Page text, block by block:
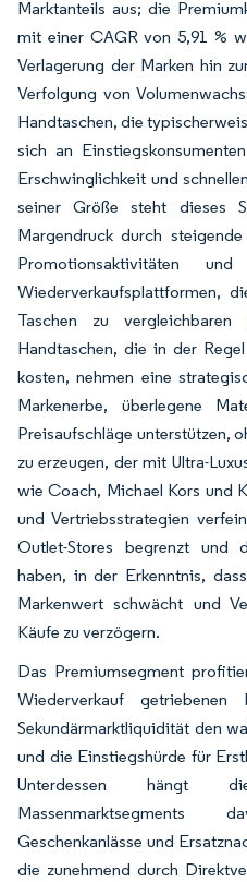
Marktanteils aus; die
mit einer CAGR von 5,91 %
Verlagerung der Marken hin
Verfolgung von
Handtaschen, die
sich an
Erschwinglichkeit und
seiner Größe steht dieses
Margendruck durch
Promotionsaktivitäten
Wiederverkaufsplattformen,
Taschen zu vergleichbaren
Handtaschen, die in der
kosten, nehmen eine
Markenerbe, überlegene
Preisaufschläge unterstützen,
zu erzeugen, der mit Ultra-
wie Coach, Michael Kors und
und Vertriebsstrategien
Outlet-Stores begrenzt und
haben, in der Erkenntnis,
Markenwert schwächt und
Käufe zu verzögern.
Das Premiumsegment
Wiederverkauf
Sekundärmarktliquidität den
und die Einstiegshürde für
Unterdessen hängt
Geschenkanlässe und
die zunehmend durch